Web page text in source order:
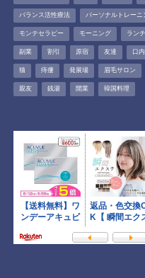
バランス活性療法 パーソナルトレーニ
モンテセラピー モーニング ランチ
副業 割引 原宿 友達 口
猫 痔瘻 発展場 眉毛サロン
親友 銭湯 開業 韓国料理